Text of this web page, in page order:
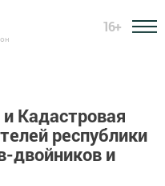
16+
Кадастровая
республики
двойников и